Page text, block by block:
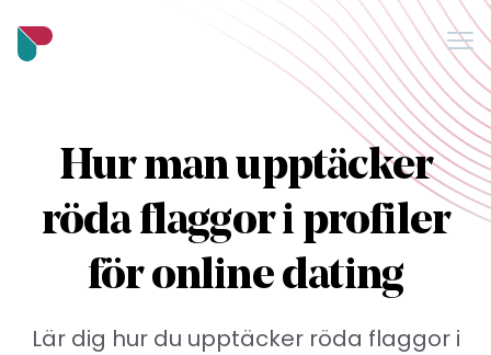
Om oss
Support
Vanliga frågor
Håll dig uppdaterad
Hur man upptäcker
röda flaggor i profiler
för online dating
Lär dig hur du upptäcker röda flaggor i